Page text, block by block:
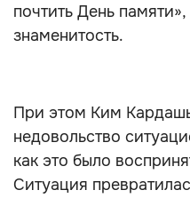
почтить День
знаменитость.
При этом Ким
недовольство
как это было
Ситуация